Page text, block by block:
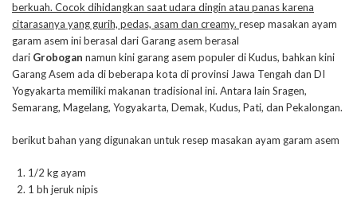
berkuah. Cocok dihidangkan saat udara dingin atau panas karena
citarasanya yang gurih, pedas, asam dan creamy. resep masakan ayam
garam asem ini berasal dari Garang asem berasal
dari Grobogan namun kini garang asem populer di Kudus, bahkan kini
Garang Asem ada di beberapa kota di provinsi Jawa Tengah dan DI
Yogyakarta memiliki makanan tradisional ini. Antara lain Sragen,
Semarang, Magelang, Yogyakarta, Demak, Kudus, Pati, dan Pekalongan.
berikut bahan yang digunakan untuk resep masakan ayam garam asem
1/2 kg ayam
1 bh jeruk nipis